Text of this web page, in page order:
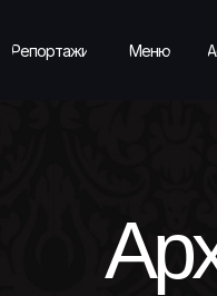
Меню
Репортажи